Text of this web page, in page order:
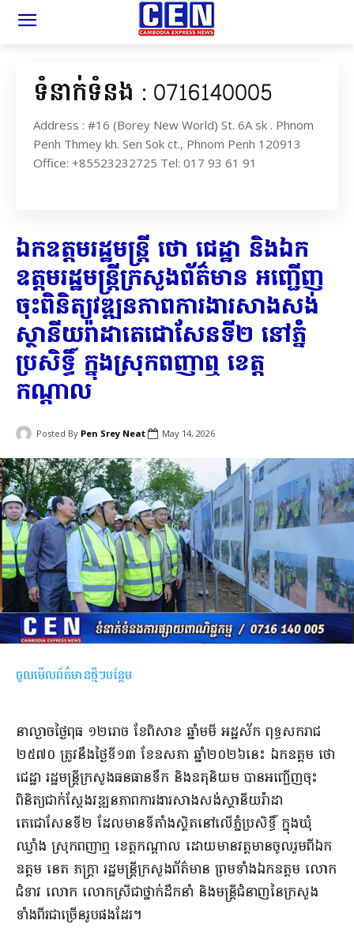
ទំនាក់ទំនង : 0716140005
Address : #16 (Borey New World) St. 6A sk . Phnom
Penh Thmey kh. Sen Sok ct., Phnom Penh 120913
Office: +85523232725 Tel: 017 93 61 91
ឯកឧត្តមរដ្ឋមន្ត្រី ថោ ជេដ្ឋា និងឯក
ឧត្តមរដ្ឋមន្ត្រីក្រសួងព័ត៌មាន អញ្ជើញ
ចុះពិនិត្យវឌ្ឍនភាពការងារសាងសង់
ស្ថានីយរ៉ាដាតេជោសែនទី២ នៅភ្នំ
ប្រសិទ្ធិ៍ ក្នុងស្រុកពញាឮ ខេត្ត
កណ្តាល
Posted By Pen Srey Neat May 14, 2026
ចូលមើលព័ត៌មានថ្មីៗបន្ថែម
នាល្ងាចថ្ងៃពុធ ១២រោច ខែពិសាខ ឆ្នាំមមី អដ្ឋស័ក ពុទ្ធសករាជ
២៥៧០ ត្រូវនឹងថ្ងៃទី១៣ ខែឧសភា ឆ្នាំ២០២៦នេះ ឯកឧត្តម ថោ
ជេដ្ឋា រដ្ឋមន្ត្រីក្រសួងធនធានទឹក និងឧតុនិយម បានអញ្ជើញចុះ
ពិនិត្យជាក់ស្តែងវឌ្ឍនភាពការងារសាងសង់ស្ថានីយរ៉ាដា
តេជោសែនទី២ ដែលមានទីតាំងស្ថិតនៅលើភ្នំប្រសិទ្ធិ៍ ក្នុងឃុំ
ឈ្វាំង ស្រុកពញាឮ ខេត្តកណ្តាល ដោយមានវត្តមានចូលរួមពីឯក
ឧត្តម នេត ភក្ត្រា រដ្ឋមន្ត្រីក្រសួងព័ត៌មាន ព្រមទាំងឯកឧត្តម លោក
ជំទាវ លោក លោកស្រីជាថ្នាក់ដឹកនាំ និងមន្ត្រីជំនាញនៃក្រសួង
ទាំងពីរជាច្រើនរូបផងដែរ។